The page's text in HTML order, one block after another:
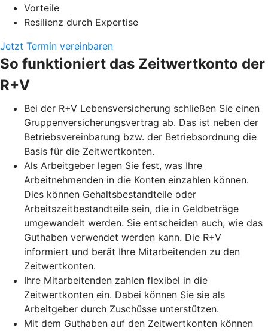
Vorteile
Resilienz durch Expertise
Jetzt Termin vereinbaren
So funktioniert das Zeitwertkonto der
R+V
Bei der R+V Lebensversicherung schließen Sie einen
Gruppenversicherungsvertrag ab. Das ist neben der
Betriebsvereinbarung bzw. der Betriebsordnung die
Basis für die Zeitwertkonten.
Als Arbeitgeber legen Sie fest, was Ihre
Arbeitnehmenden in die Konten einzahlen können.
Dies können Gehaltsbestandteile oder
Arbeitszeitbestandteile sein, die in Geldbeträge
umgewandelt werden. Sie entscheiden auch, wie das
Guthaben verwendet werden kann. Die R+V
informiert und berät Ihre Mitarbeitenden zu den
Zeitwertkonten.
Ihre Mitarbeitenden zahlen flexibel in die
Zeitwertkonten ein. Dabei können Sie sie als
Arbeitgeber durch Zuschüsse unterstützen.
Mit dem Guthaben auf den Zeitwertkonten können